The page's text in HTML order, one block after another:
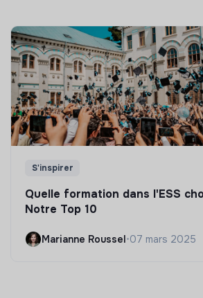
S'inspirer
Quelle formation dans l'ESS
Notre Top 10
Marianne Roussel•07 mars 2025